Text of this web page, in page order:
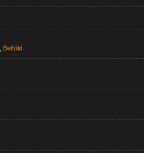
Belföld